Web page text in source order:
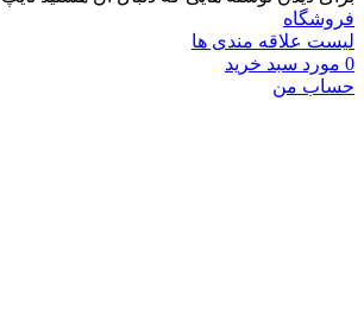
فروشگاه
لیست علاقه مندی ها
0 مورد سبد خرید
حساب من